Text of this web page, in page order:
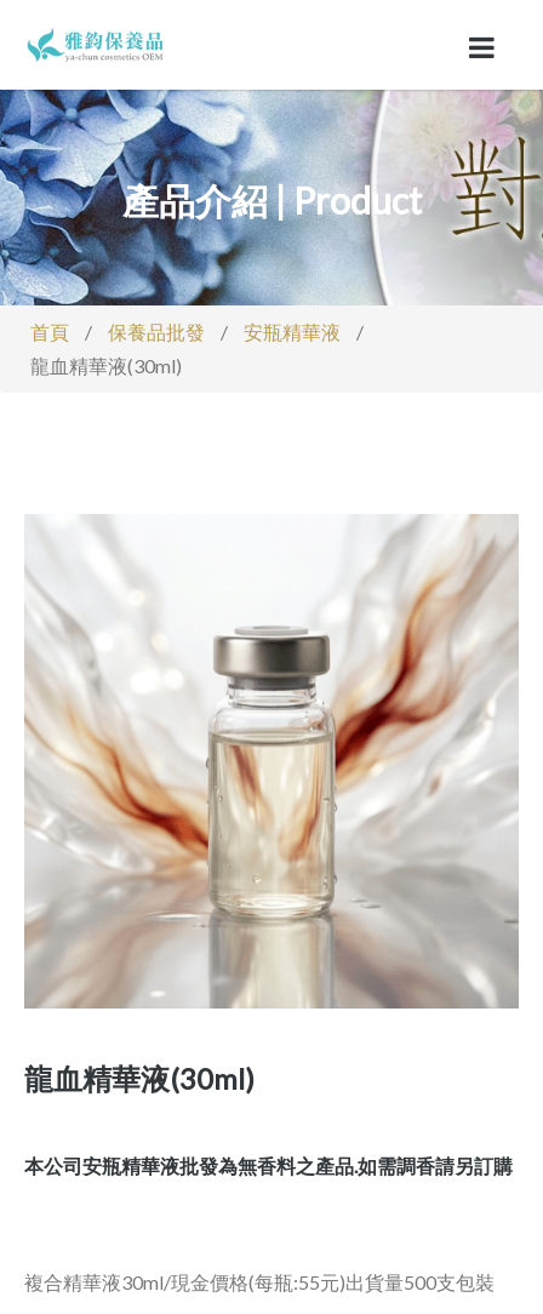
產品介紹 | Product
首頁 / 保養品批發 / 安瓶精華液
/
龍血精華液(30ml)
龍血精華液(30ml)
本公司安瓶精華液批發為無香料之產品.如需調香請另訂購
複合精華液30ml/現金價格(每瓶:55元)出貨量500支包裝